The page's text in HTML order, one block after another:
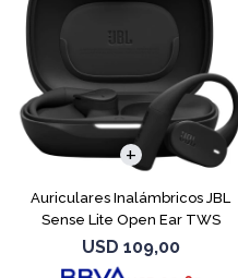
Auriculares Inalámbricos JBL
Sense Lite Open Ear TWS
Negro
USD 109,00